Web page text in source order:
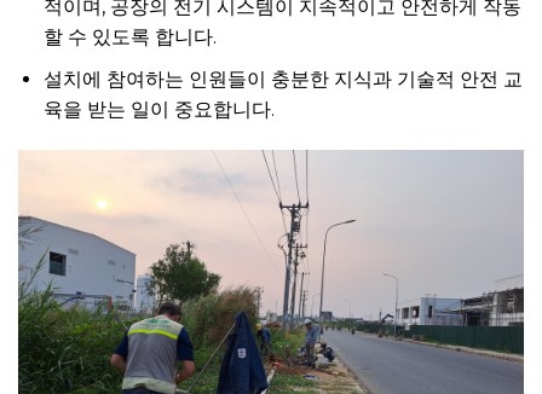
적이며, 공장의 전기 시스템이 지속적이고 안전하게 작동
할 수 있도록 합니다.
설치에 참여하는 인원들이 충분한 지식과 기술적 안전 교
육을 받는 일이 중요합니다.